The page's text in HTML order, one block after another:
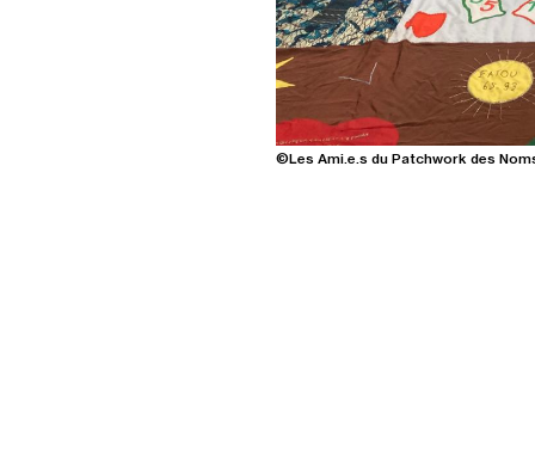
©Les Ami.e.s du Patchwork des